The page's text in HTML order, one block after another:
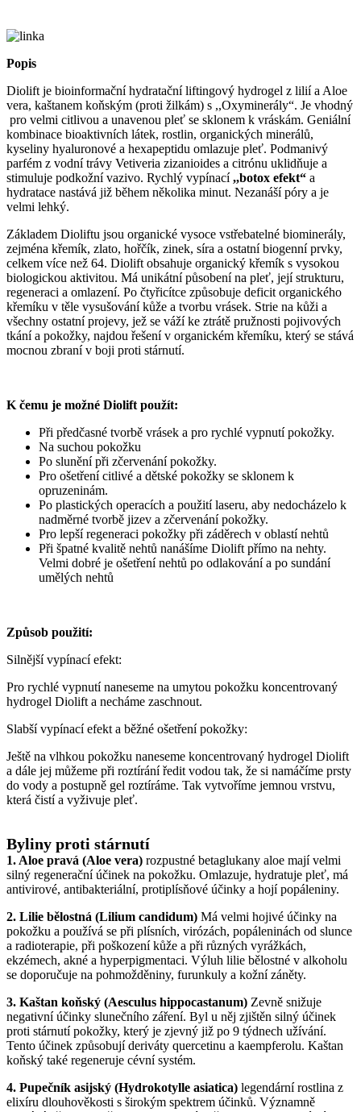
Popis
Diolift je bioinformační hydratační liftingový hydrogel z lilií a Aloe
vera, kaštanem koňským (proti žilkám) s ,,Oxyminerály“. Je vhodný
pro velmi citlivou a unavenou pleť se sklonem k vráskám. Geniální
kombinace bioaktivních látek, rostlin, organických minerálů,
kyseliny hyaluronové a hexapeptidu omlazuje pleť. Podmanivý
parfém z vodní trávy Vetiveria zizanioides a citrónu uklidňuje a
stimuluje podkožní vazivo. Rychlý vypínací,,botox efekt“ a
hydratace nastává již během několika minut. Nezanáší póry a je
velmi lehký.
Základem Dioliftu jsou organické vysoce vstřebatelné biominerály,
zejména křemík, zlato, hořčík, zinek, síra a ostatní biogenní prvky,
celkem více než 64. Diolift obsahuje organický křemík s vysokou
biologickou aktivitou. Má unikátní působení na pleť, její strukturu,
regeneraci a omlazení. Po čtyřicítce způsobuje deficit organického
křemíku v těle vysušování kůže a tvorbu vrásek. Strie na kůži a
všechny ostatní projevy, jež se váží ke ztrátě pružnosti pojivových
tkání a pokožky, najdou řešení v organickém křemíku, který se stává
mocnou zbraní v boji proti stárnutí.
K čemu je možné Diolift použít:
Při předčasné tvorbě vrásek a pro rychlé vypnutí pokožky.
Na suchou pokožku
Po slunění při zčervenání pokožky.
Pro ošetření citlivé a dětské pokožky se sklonem k
opruzeninám.
Po plastických operacích a použití laseru, aby nedocházelo k
nadměrné tvorbě jizev a zčervenání pokožky.
Pro lepší regeneraci pokožky při záděrech v oblastí nehtů
Při špatné kvalitě nehtů nanášíme Diolift přímo na nehty.
Velmi dobré je ošetření nehtů po odlakování a po sundání
umělých nehtů
Způsob použití:
Silnější vypínací efekt:
Pro rychlé vypnutí naneseme na umytou pokožku koncentrovaný
hydrogel Diolift a necháme zaschnout.
Slabší vypínací efekt a běžné ošetření pokožky:
Ještě na vlhkou pokožku naneseme koncentrovaný hydrogel Diolift
a dále jej můžeme při roztírání ředit vodou tak, že si namáčíme prsty
do vody a postupně gel roztíráme. Tak vytvoříme jemnou vrstvu,
která čistí a vyživuje pleť.
Byliny proti stárnutí
1. Aloe pravá (Aloe vera) rozpustné betaglukany aloe mají velmi
silný regenerační účinek na pokožku. Omlazuje, hydratuje pleť, má
antivirové, antibakteriální, protiplísňové účinky a hojí popáleniny.
2. Lilie bělostná (Lilium candidum) Má velmi hojivé účinky na
pokožku a používá se při plísních, virózách, popáleninách od slunce
a radioterapie, při poškození kůže a při různých vyrážkách,
ekzémech, akné a hyperpigmentaci. Výluh lilie bělostné v alkoholu
se doporučuje na pohmožděniny, furunkuly a kožní záněty.
3. Kaštan koňský (Aesculus hippocastanum) Zevně snižuje
negativní účinky slunečního záření. Byl u něj zjištěn silný účinek
proti stárnutí pokožky, který je zjevný již po 9 týdnech užívání.
Tento účinek způsobují deriváty quercetinu a kaempferolu. Kaštan
koňský také regeneruje cévní systém.
4. Pupečník asijský (Hydrokotylle asiatica) legendární rostlina z
elixíru dlouhověkosti s širokým spektrem účinků. Významně